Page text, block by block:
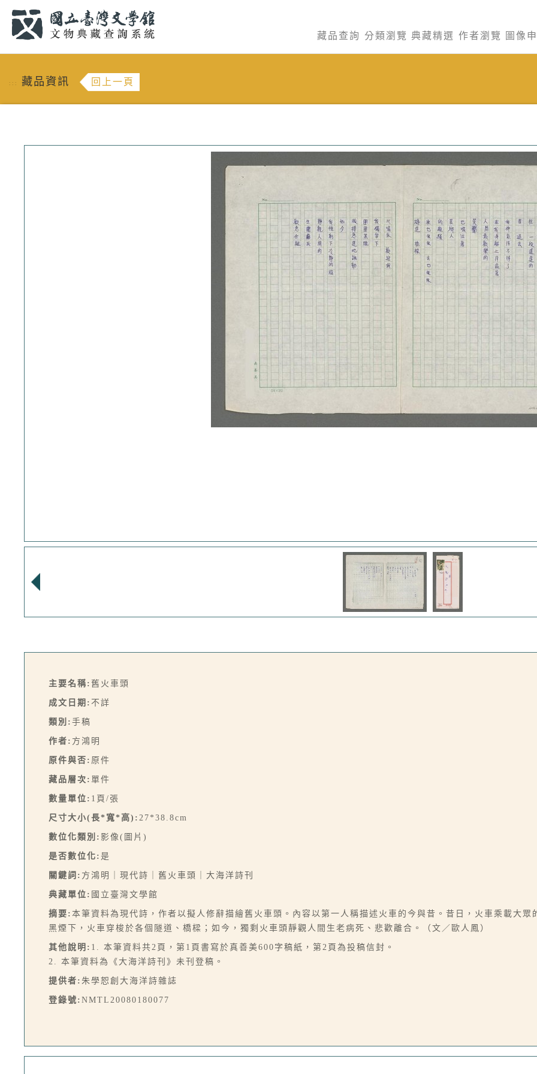
藏品查詢 分類瀏覽 典藏精選 作者瀏覽 圖像
::: 藏品資訊 回上一頁
主要名稱: 舊火車頭
成文日期: 不詳
類別: 手稿
作者: 方鴻明
原件與否: 原件
藏品層次: 單件
數量單位: 1頁/張
尺寸大小(長*寬*高): 27*38.8cm
數位化類別: 影像(圖片)
是否數位化: 是
關鍵詞: 方鴻明｜現代詩｜舊火車頭｜大海洋詩刊
典藏單位: 國立臺灣文學館
摘要: 本筆資料為現代詩，作者以擬人修辭描繪舊火車頭。內容以第一人稱描述火車的今與昔。昔日，火車乘載大
黑煙下，火車穿梭於各個隧道、橋樑；如今，獨剩火車頭靜觀人間生老病死、悲歡離合。（文／歐人鳳）
其他說明: 1. 本筆資料共2頁，第1頁書寫於真善美600字稿紙，第2頁為投稿信封。
2. 本筆資料為《大海洋詩刊》未刊登稿。
提供者: 朱學恕創大海洋詩雜誌
登錄號: NMTL20080180077